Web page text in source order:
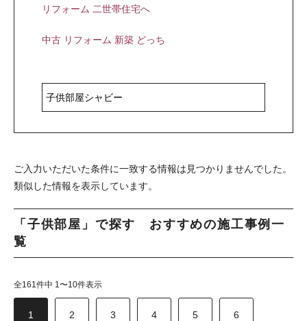
リフォーム 二世帯住宅へ
中古 リフォーム 新築 どっち
ご入力いただいた条件に一致する情報は見つかりませんでした。
類似した情報を表示しています。
「子供部屋」で探す おすすめの施工事例一
覧
全161件中 1〜10件表示
1 2 3 4 5 6